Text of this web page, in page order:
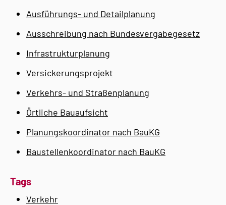
Ausführungs- und Detailplanung
Ausschreibung nach Bundesvergabegesetz
Infrastrukturplanung
Versickerungsprojekt
Verkehrs- und Straßenplanung
Örtliche Bauaufsicht
Planungskoordinator nach BauKG
Baustellenkoordinator nach BauKG
Tags
Verkehr